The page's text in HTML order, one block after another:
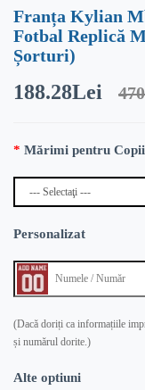
Franța Kylian
Fotbal Replică
Șorturi)
188.28Lei
Mărimi pentru Copii
Personalizat
(Dacă doriți ca informațiile
și numărul dorite.)
Alte optiuni